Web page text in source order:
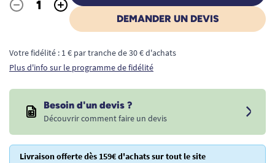
Quantité
- +
DEMANDER UN DEVIS
Votre fidélité : 1 € par tranche de 30 € d'achats
Plus d'info sur le programme de fidélité
Besoin d'un devis ?
Découvrir comment faire un devis
Livraison offerte dès 159€ d'achats sur tout le site